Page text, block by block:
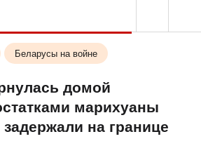
Беларусы на войне
домой
марихуаны
на границе